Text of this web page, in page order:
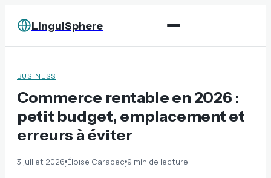
LinguiSphere
BUSINESS
Commerce rentable en 2026 :
petit budget, emplacement et
erreurs à éviter
3 juillet 2026·Éloïse Caradec·9 min de lecture